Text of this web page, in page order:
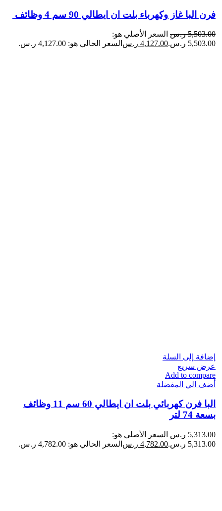
فرن البا غاز وكهرباء بلت ان ايطالي 90 سم 4 وظائف ​
5,503.00 ر.س السعر الأصلي هو:
5,503.00 ر.س.
4,127.00 ر.س السعر الحالي هو: 4,127.00 ر.س.
إضافة إلى السلة
عرض سريع
Add to compare
أضف الي المفضلة
البا فرن كهربائي بلت ان ايطالي​ 60 سم 11 وظائف
بسعة 74 لتر
5,313.00 ر.س السعر الأصلي هو:
5,313.00 ر.س.
4,782.00 ر.س السعر الحالي هو: 4,782.00 ر.س.